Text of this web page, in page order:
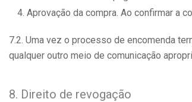
Aprovação da compra. Ao confirmar a
7.2. Uma vez o processo de encomenda
qualquer outro meio de comunicação
8. Direito de revogação